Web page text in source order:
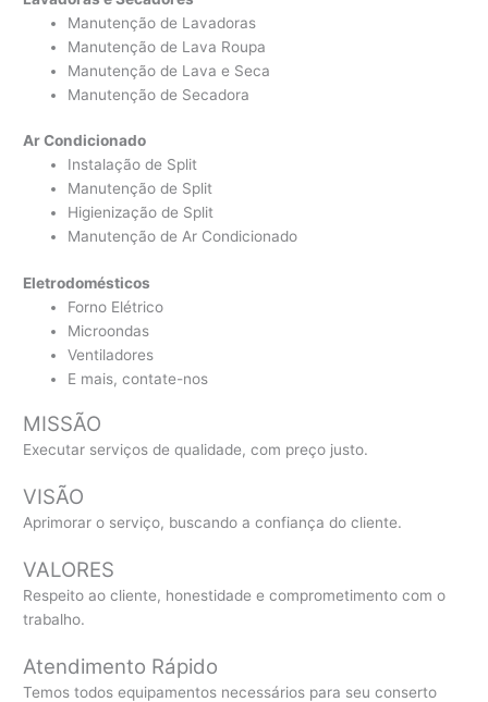
Manutenção de Lavadoras
Manutenção de Lava Roupa
Manutenção de Lava e Seca
Manutenção de Secadora
Ar Condicionado
Instalação de Split
Manutenção de Split
Higienização de Split
Manutenção de Ar Condicionado
Eletrodomésticos
Forno Elétrico
Microondas
Ventiladores
E mais, contate-nos
MISSÃO
Executar serviços de qualidade, com preço justo.
VISÃO
Aprimorar o serviço, buscando a confiança do cliente.
VALORES
Respeito ao cliente, honestidade e comprometimento com o
trabalho.
Atendimento Rápido
Temos todos equipamentos necessários para seu conserto